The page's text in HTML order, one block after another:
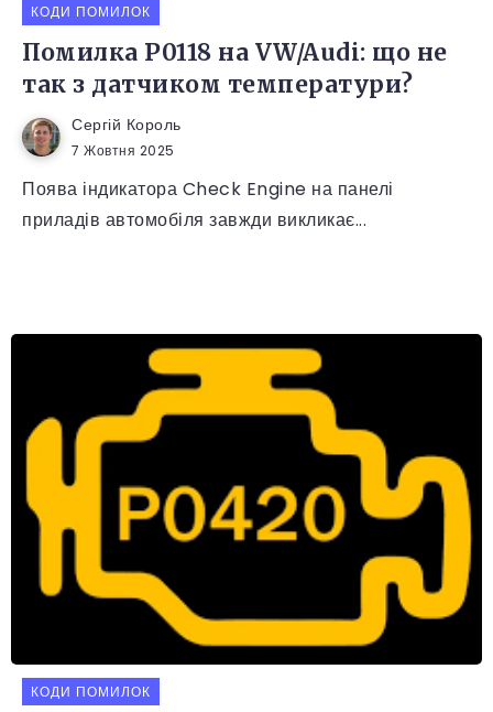
КОДИ ПОМИЛОК
Помилка P0118 на VW/Audi: що не
так з датчиком температури?
Сергій Король
7 Жовтня 2025
Поява індикатора Check Engine на панелі
приладів автомобіля завжди викликає...
КОДИ ПОМИЛОК